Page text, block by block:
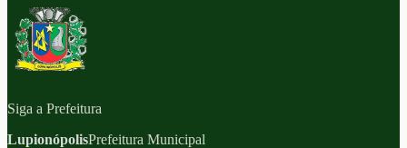
Siga a Prefeitura
LupionópolisPrefeitura Municipal